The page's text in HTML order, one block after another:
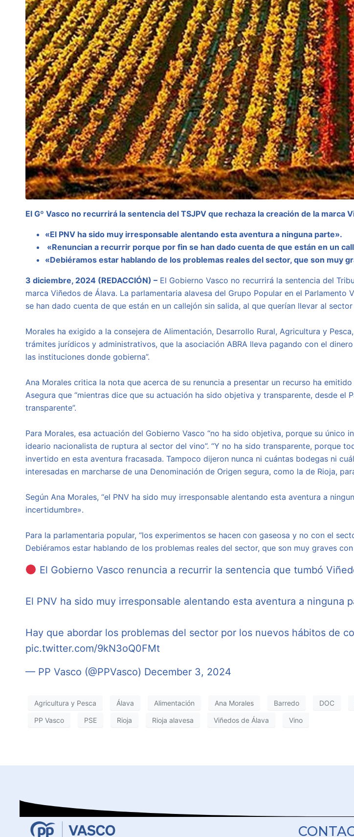
El Gº Vasco no recurrirá la sentencia del TSJPV que rechaza la creación de la marca
«El PNV ha sido muy irresponsable alentando esta aventura a ninguna parte».
«Renuncian a recurrir porque por fin se han dado cuenta de que están en un
«Debiéramos estar hablando de los problemas reales del sector, que son muy
3 diciembre, 2024 (REDACCIÓN) – El Gobierno Vasco no recurrirá la sentencia del
marca Viñedos de Álava. La parlamentaria alavesa del Grupo Popular en el Parlamento
se han dado cuenta de que están en un callejón sin salida, al que querían llevar al
Morales ha exigido a la consejera de Alimentación, Desarrollo Rural, Agricultura y
trámites jurídicos y administrativos, que la asociación ABRA lleva pagando con el
las instituciones donde gobierna”.
Ana Morales critica la nota que acerca de su renuncia a presentar un recurso ha
Asegura que “mientras dice que su actuación ha sido objetiva y transparente, desde
transparente”.
Para Morales, esa actuación del Gobierno Vasco “no ha sido objetiva, porque su único
ideario nacionalista de ruptura al sector del vino”. “Y no ha sido transparente, porque
invertido en esta aventura fracasada. Tampoco dijeron nunca ni cuántas bodegas ni
interesadas en marcharse de una Denominación de Origen segura, como la de Rioja,
Según Ana Morales, “el PNV ha sido muy irresponsable alentando esta aventura a
incertidumbre».
Para la parlamentaria popular, “los experimentos se hacen con gaseosa y no con el
Debiéramos estar hablando de los problemas reales del sector, que son muy graves
El Gobierno Vasco renuncia a recurrir la sentencia que tumbó
El PNV ha sido muy irresponsable alentando esta aventura a ninguna
Hay que abordar los problemas del sector por los nuevos hábitos de
pic.twitter.com/9kN3oQ0FMt
— PP Vasco (@PPVasco) December 3, 2024
Agricultura y Pesca Álava Alimentación Ana Morales Barredo DOC
PP Vasco PSE Rioja Rioja alavesa Viñedos de Álava Vino